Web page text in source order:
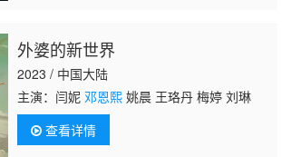
外婆的新世界
2023 / 中国大陆
主演：闫妮 邓恩熙姚晨 王珞丹 梅婷 刘琳
查看详情